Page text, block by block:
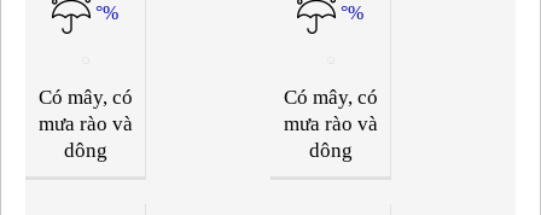
°%
Có mây, có
mưa rào và
dông
°%
Có mây, có
mưa rào và
dông